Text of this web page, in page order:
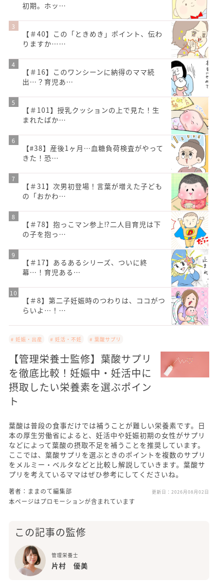
初期。ホッ…
【＃40】この「ときめき」ポイント、伝わ
りますか……
【＃16】このワンシーンに納得のママ続
出…？育児あ…
【＃101】授乳クッションの上で見た！生
まれたばか…
【#38】産後1ヶ月…血糖負荷検査がやって
きた！恐…
【＃31】次男初登場！言葉が増えた子ども
の「おかわ…
【＃78】抱っこマン参上⁉二人目育児は下
の子を抱っ…
【＃17】あるあるシリーズ、ついに終
幕…！育児ある…
【＃8】第二子妊娠時のつわりは、ココがつ
らいよ…！…
# 妊娠・出産 # 妊活・不妊 # 葉酸サプリ
【管理栄養士監修】葉酸サプリ
を徹底比較！妊娠中・妊活中に
摂取したい栄養素を選ぶポイン
ト
葉酸は普段の食事だけでは補うことが難しい栄養素です。日
本の厚生労働省によると、妊活中や妊娠初期の女性がサプリ
などによって葉酸の摂取不足を補うことを推奨しています。
ここでは、葉酸サプリを選ぶときのポイントを複数のサプリ
をメルミー・ベルタなどと比較し解説していきます。葉酸サ
プリを考えているママはぜひ参考にしてくださいね。
著者：ままのて編集部 更新日： 2026月08月02日
本ページはプロモーションが含まれています
この記事の監修
管理栄養士
片村 優美